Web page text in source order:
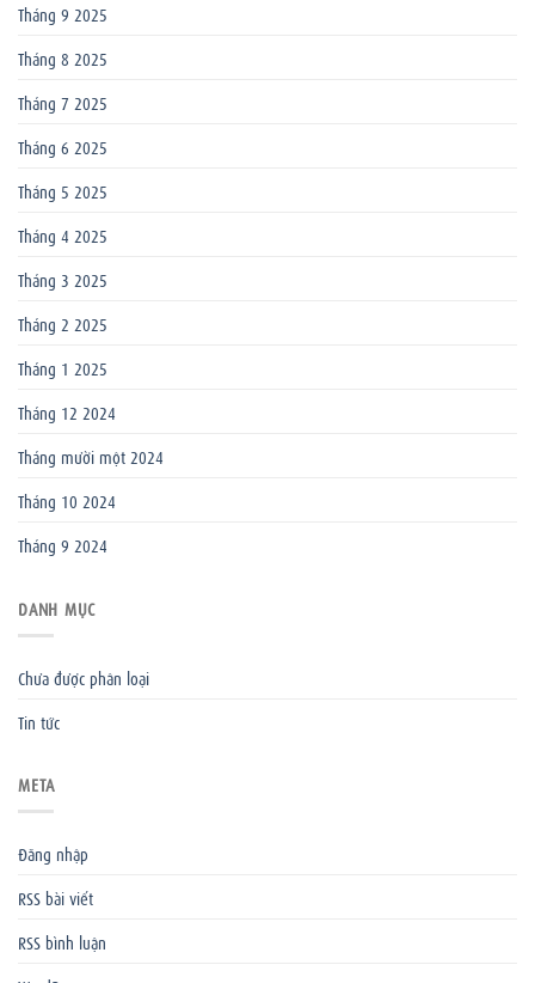
Tháng 9 2025
Tháng 8 2025
Tháng 7 2025
Tháng 6 2025
Tháng 5 2025
Tháng 4 2025
Tháng 3 2025
Tháng 2 2025
Tháng 1 2025
Tháng 12 2024
Tháng mười một 2024
Tháng 10 2024
Tháng 9 2024
DANH MỤC
Chưa được phân loại
Tin tức
META
Đăng nhập
RSS bài viết
RSS bình luận